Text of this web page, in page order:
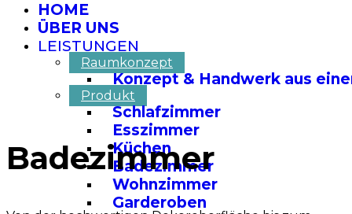
HOME
ÜBER UNS
LEISTUNGEN
Raumkonzept
Konzept & Handwerk aus
Produkt
Schlafzimmer
Esszimmer
Küchen
Badezimmer
Wohnzimmer
Garderoben
Badezimmer